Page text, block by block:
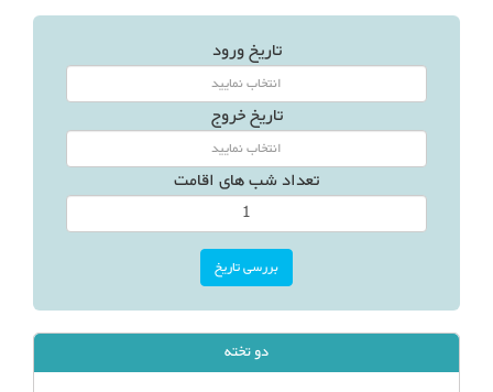
تاریخ ورود
تاریخ خروج
تعداد شب های اقامت
دو تخته